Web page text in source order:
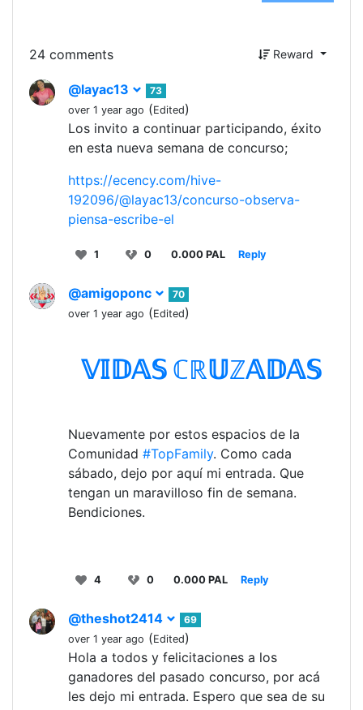
24 comments Reward
@layac13
73
over 1 year ago (Edited)
Los invito a continuar participando, éxito
en esta nueva semana de concurso;
https://ecency.com/hive-
192096/@layac13/concurso-observa-
piensa-escribe-el
1 0 0.000 PAL Reply
@amigoponc
70
over 1 year ago (Edited)
𝕍𝕀𝔻𝔸𝕊 ℂℝ𝕌ℤ𝔸𝔻𝔸𝕊
Nuevamente por estos espacios de la
Comunidad #TopFamily. Como cada
sábado, dejo por aquí mi entrada. Que
tengan un maravilloso fin de semana.
Bendiciones.
4 0 0.000 PAL Reply
@theshot2414
69
over 1 year ago (Edited)
Hola a todos y felicitaciones a los
ganadores del pasado concurso, por acá
les dejo mi entrada. Espero que sea de su